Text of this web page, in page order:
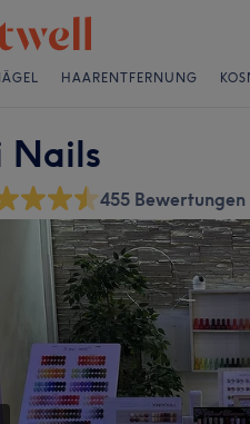
HAARENTFERNUNG
Nails
455 Bewertungen